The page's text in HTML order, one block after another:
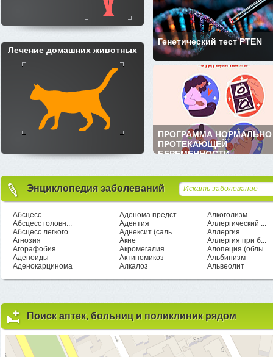
Лечение домашних животных
Генетический тест PTEN
ПРОГРАММА НОРМАЛЬНО
ПРОТЕКАЮЩЕЙ
БЕРЕМЕННОСТИ ...
Энциклопедия заболеваний
Абсцесс
Абсцесс головн...
Абсцесс легкого
Агнозия
Агорафобия
Аденоиды
Аденокарцинома
Аденома предст...
Адентия
Аднексит (саль...
Акне
Акромегалия
Актиномикоз
Алкалоз
Алкоголизм
Аллергический ...
Аллергия
Аллергия при б...
Алопеция (облы...
Альбинизм
Альвеолит
Поиск аптек, больниц и поликлиник рядом